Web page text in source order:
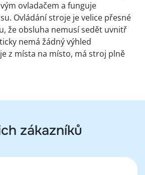
ovladačem a funguje
Ovládání stroje je velice přesné
že obsluha nemusí sedět uvnitř
nemá žádný výhled
z místa na místo, má stroj plně
zákazníků